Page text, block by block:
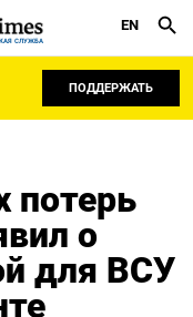
СЛУЖБА
EN
ПОДДЕРЖАТЬ
потерь
о
для ВСУ